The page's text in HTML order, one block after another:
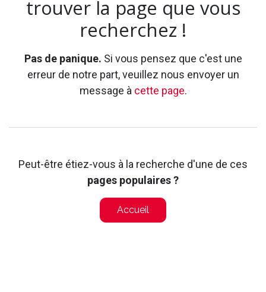
trouver la page que vous
recherchez !
Pas de panique. Si vous pensez que c'est une
erreur de notre part, veuillez nous envoyer un
message à cette page.
Peut-être étiez-vous à la recherche d'une de ces
pages populaires ?
Accueil